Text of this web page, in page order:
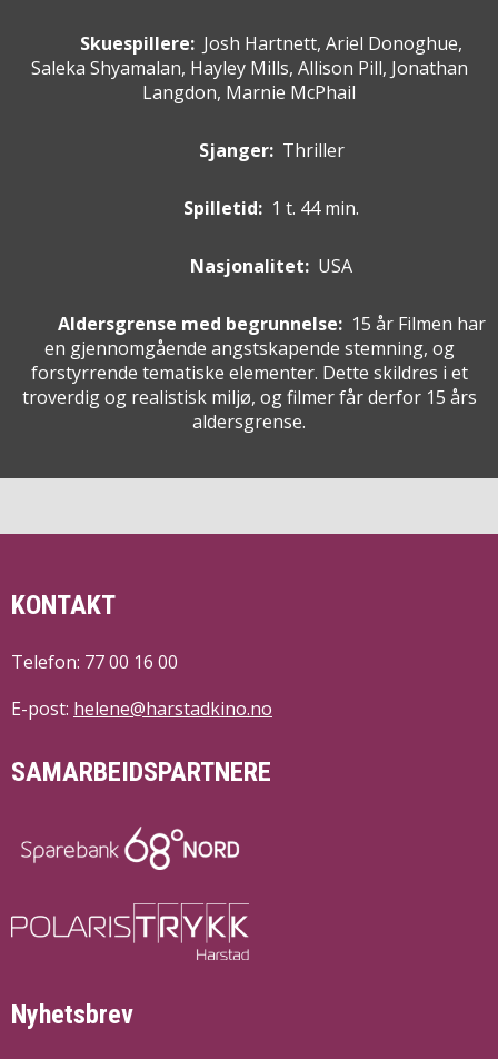
Skuespillere: Josh Hartnett, Ariel Donoghue,
Saleka Shyamalan, Hayley Mills, Allison Pill, Jonathan
Langdon, Marnie McPhail
Sjanger: Thriller
Spilletid: 1 t. 44 min.
Nasjonalitet: USA
Aldersgrense med begrunnelse: 15 år Filmen har
en gjennomgående angstskapende stemning, og
forstyrrende tematiske elementer. Dette skildres i et
troverdig og realistisk miljø, og filmer får derfor 15 års
aldersgrense.
KONTAKT
Telefon: 77 00 16 00
E-post: helene@harstadkino.no
SAMARBEIDSPARTNERE
Nyhetsbrev